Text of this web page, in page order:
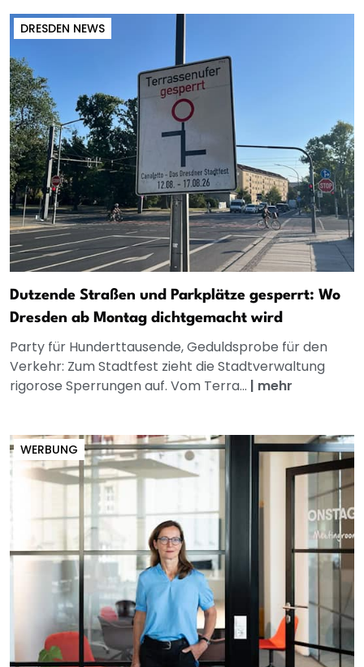
DRESDEN NEWS
Dutzende Straßen und Parkplätze gesperrt: Wo
Dresden ab Montag dichtgemacht wird
Party für Hunderttausende, Geduldsprobe für den
Verkehr: Zum Stadtfest zieht die Stadtverwaltung
rigorose Sperrungen auf. Vom Terra... | mehr
WERBUNG